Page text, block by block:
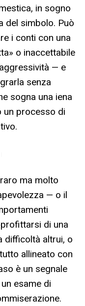
in sogno
del simbolo. Può
i conti con una
o inaccettabile
— e
senza
sogna una iena
un processo di
ma molto
— o il
di una
difficoltà altrui, o
allineato con
è un segnale
esame di